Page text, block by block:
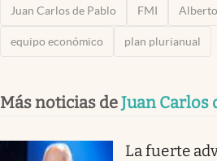
Juan Carlos de Pablo FMI
equipo económico plan plurianual
Más noticias deJuan Carlos
La fuerte